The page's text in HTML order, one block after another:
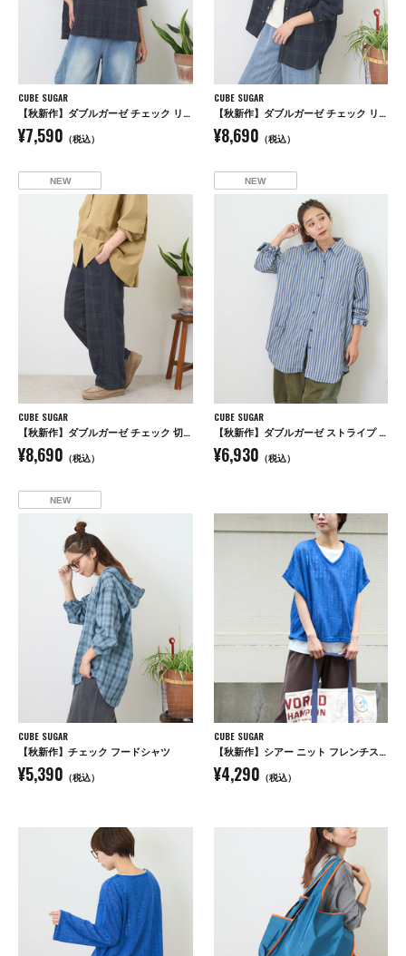
CUBE SUGAR
【秋新作】ダブルガーゼ チェック リバーシブル 5分袖 ドルマンシャツ
¥7,590 （税込）
CUBE SUGAR
【秋新作】ダブルガーゼ チェック リバーシブル レギュラーシャツ
¥8,690 （税込）
NEW
CUBE SUGAR
【秋新作】ダブルガーゼ チェック 切替 イージーパンツ
¥8,690 （税込）
NEW
CUBE SUGAR
【秋新作】ダブルガーゼ ストライプ ビッグシャツ
¥6,930 （税込）
NEW
CUBE SUGAR
【秋新作】チェック フードシャツ
¥5,390 （税込）
CUBE SUGAR
【秋新作】シアー ニット フレンチスリーブ プルオーバー
¥4,290 （税込）